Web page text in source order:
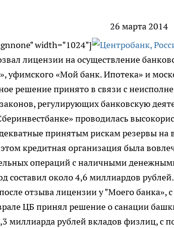
26 марта 2014
width="1024"]
лицензии на осуществление
уфимского «Мой банк. Ипотека» и
решение принято в связи с
регулирующих банковскую
проводилась
принятым рискам резервы
кредитная организация была
операций с наличными
составил около 4,6 миллиардов
отзыва лицензии у "Моего банка»,
ЦБ принял решение о санации
миллиарда рублей вкладов физлиц, с